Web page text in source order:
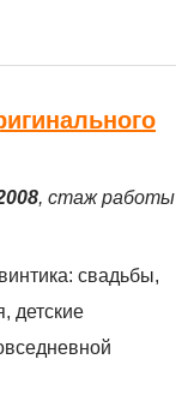
, стаж работы
свадьбы,
детские